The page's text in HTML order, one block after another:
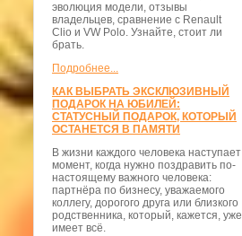
эволюция модели, отзывы
владельцев, сравнение с Renault
Clio и VW Polo. Узнайте, стоит ли
брать.
Подробнее...
КАК ВЫБРАТЬ ЭКСКЛЮЗИВНЫЙ
ПОДАРОК НА ЮБИЛЕЙ:
СТАТУСНЫЙ ПОДАРОК, КОТОРЫЙ
ОСТАНЕТСЯ В ПАМЯТИ
В жизни каждого человека наступает
момент, когда нужно поздравить по-
настоящему важного человека:
партнёра по бизнесу, уважаемого
коллегу, дорогого друга или близкого
родственника, который, кажется, уже
имеет всё.